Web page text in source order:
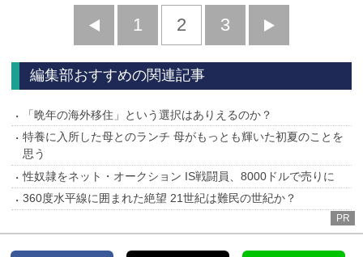
前
へ
1 2 3
へ
編集部おすすめの関連記事
「晩年の海外移住」という選択はありえるのか？
特養に入所した母とのランチ 母がもっとも輝いた初夏のことを
思う
性奴隷をネット・オークション IS戦闘員、8000ドルで売りに
360度水平線に囲まれた絶望 21世紀は難民の世紀か？
PR